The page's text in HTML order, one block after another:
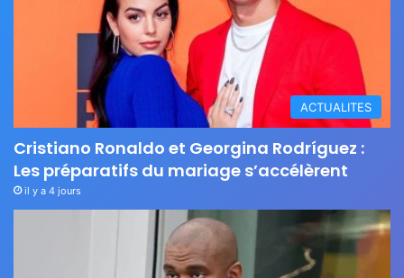
ACTUALITES
Cristiano Ronaldo et Georgina Rodríguez :
Les préparatifs du mariage s’accélèrent
il y a 4 jours